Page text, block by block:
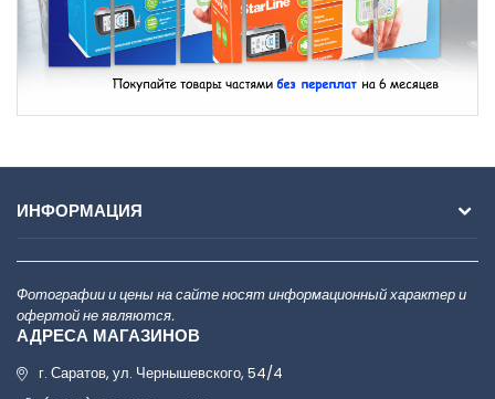
ИНФОРМАЦИЯ
Фотографии и цены на сайте носят информационный характер и
офертой не являются.
АДРЕСА МАГАЗИНОВ
г. Саратов, ул. Чернышевского, 54/4